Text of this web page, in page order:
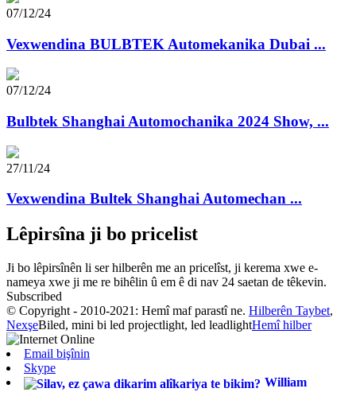
07/12/24
Vexwendina BULBTEK Automekanika Dubai ...
07/12/24
Bulbtek Shanghai Automochanika 2024 Show, ...
27/11/24
Vexwendina Bultek Shanghai Automechan ...
Lêpirsîna ji bo pricelist
Ji bo lêpirsînên li ser hilberên me an pricelîst, ji kerema xwe e-
nameya xwe ji me re bihêlin û em ê di nav 24 saetan de têkevin.
Subscribed
© Copyright - 2010-2021: Hemî maf parastî ne. Hilberên Taybet,
NexşeBiled, mini bi led projectlight, led leadlightHemî hilber
Email bişînin
Skype
William